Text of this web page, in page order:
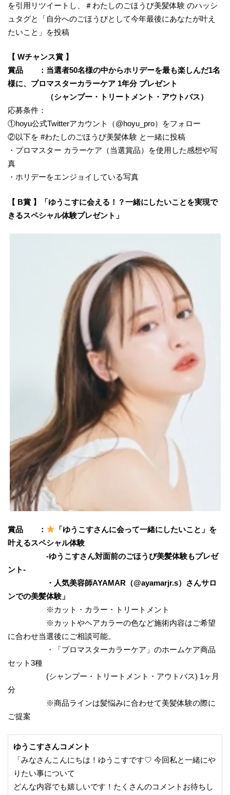
を引用リツイートし、＃わたしのごほうび美髪体験 のハッシ
ュタグと「自分へのごほうびとして今年最後にあなたが叶え
たいこと」を投稿
【 Wチャンス賞 】
賞品 ：当選者50名様の中からホリデーを最も楽しんだ1名
様に、プロマスターカラーケア 1年分 プレゼント
（シャンプー・トリートメント・アウトバス）
応募条件：
①hoyu公式Twitterアカウント（@hoyu_pro）をフォロー
②以下を #わたしのごほうび美髪体験 と一緒に投稿
・プロマスター カラーケア（当選賞品）を使用した感想や写
真
・ホリデーをエンジョイしている写真
【 B賞 】「ゆうこすに会える！？一緒にしたいことを実現で
きるスペシャル体験プレゼント」
賞品 ：
「ゆうこすさんに会って一緒にしたいこと」を
叶えるスペシャル体験
-ゆうこすさん対面前のごほうび美髪体験もプレゼ
ント-
・人気美容師AYAMAR（@ayamarjr.s）さんサロ
ンでの美髪体験」
※カット・カラー・トリートメント
※カットやヘアカラーの色など施術内容はご希望
に合わせ当選後にご相談可能。
・「プロマスターカラーケア」のホームケア商品
セット3種
(シャンプー・トリートメント・アウトバス) 1ヶ月
分
※商品ラインは髪悩みに合わせて美髪体験の際に
ご提案
ゆうこすさんコメント
「みなさんこんにちは！ゆうこすです♡ 今回私と一緒にや
りたい事について
どんな内容でも嬉しいです！たくさんのコメントお待ちし